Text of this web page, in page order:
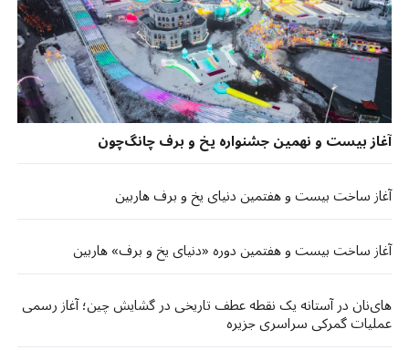
آغاز بیست ‌و نهمین جشنواره یخ و برف چانگ‌چون
آغاز ساخت بیست ‌و هفتمین دنیای یخ و‌ برف هاربین
آغاز ساخت بیست ‌و هفتمین دوره «دنیای یخ و برف» هاربین
های‌نان در آستانه یک نقطه عطف تاریخی در گشایش چین؛ آغاز رسمی
عملیات گمرکی سراسری جزیره